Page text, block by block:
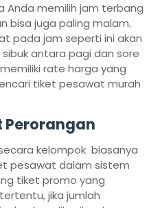
Anda memilih jam terbang
bisa juga paling malam.
pada jam seperti ini akan
antara pagi dan sore
rate harga yang
tiket pesawat murah
Perorangan
kelompok biasanya
pesawat dalam sistem
tiket promo yang
jika jumlah